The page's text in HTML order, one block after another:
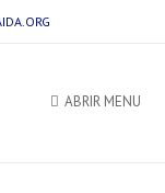
ABRIR MENU